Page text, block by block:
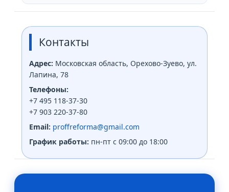
Контакты
Адрес: Московская область, Орехово-Зуево, ул.
Лапина, 78
Телефоны:
+7 495 118-37-30
+7 903 220-37-80
Email: proffreforma@gmail.com
График работы: пн-пт с 09:00 до 18:00